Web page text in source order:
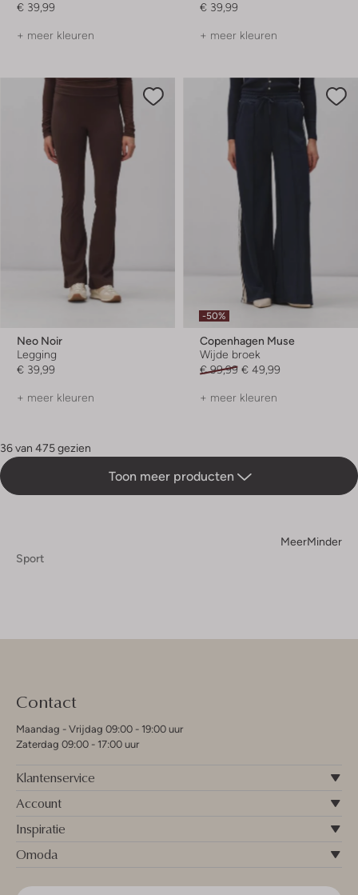
€ 39,99
+ meer kleuren
€ 39,99
+ meer kleuren
Neo Noir
Legging
€ 39,99
+ meer kleuren
-50%
Copenhagen Muse
Wijde broek
€ 99,99 € 49,99
+ meer kleuren
36 van 475 gezien
Toon meer producten
MeerMinder
Sport
Contact
Maandag - Vrijdag 09:00 - 19:00 uur
Zaterdag 09:00 - 17:00 uur
Klantenservice
Account
Inspiratie
Omoda